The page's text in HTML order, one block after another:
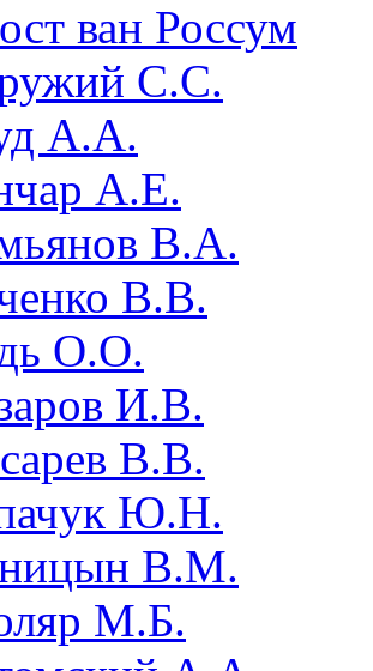
ван Россум
С.С.
А.А.
А.Е.
В.А.
В.В.
О.О.
И.В.
В.В.
Ю.Н.
В.М.
М.Б.